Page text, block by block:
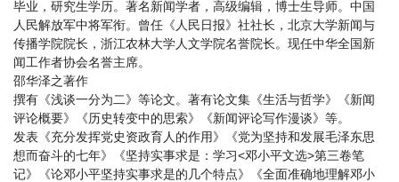
毕业，研究生学历。著名新闻学者，高级编辑，博士生导师。中国
人民解放军中将军衔。曾任《人民日报》社社长，北京大学新闻与
传播学院院长，浙江农林大学人文学院名誉院长。现任中华全国新
闻工作者协会名誉主席。
邵华泽之著作
撰有《浅谈一分为二》等论文。著有论文集《生活与哲学》《新闻
评论概要》《历史转变中的思索》《新闻评论写作漫谈》等。
发表《充分发挥党史资政育人的作用》《党为坚持和发展毛泽东思
想而奋斗的七年》《坚持实事求是：学习<邓小平文选>第三卷笔
记》《论邓小平坚持实事求是的几个特点》《全面准确地理解邓小